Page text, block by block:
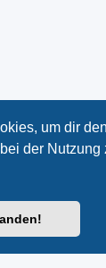
um dir den
der Nutzung